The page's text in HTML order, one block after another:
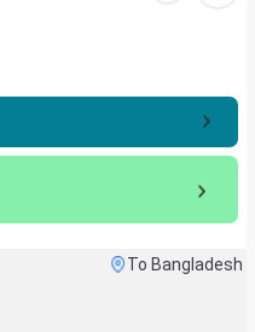
To Bangladesh